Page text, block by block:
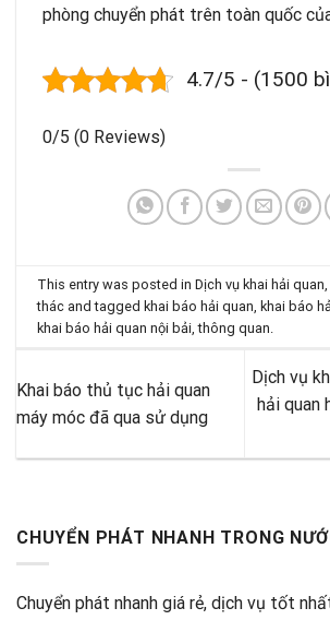
phòng chuyển phát trên toàn quốc
4.7/5 - (1500
0/5 (0 Reviews)
This entry was posted inDịch vụ khai hải
thác and tagged khai báo hải quan khai báo
khai báo hải quan nội bải ,thông quan
Khai báo thủ tục hải quan
máy móc đã qua sử dụng
Dịch vụ
hải quan
CHUYỂN PHÁT NHANH TRONG
Chuyển phát nhanh giá rẻ, dịch vụ tốt